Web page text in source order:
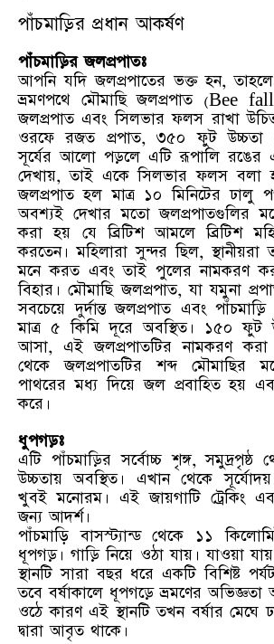
পাঁচমাড়ির প্রধান আকর্ষণ
পাঁচমাড়ির জলপ্রপাতঃ
আপনি যদি জলপ্রপাতের ভক্ত হন,
ভ্রমণপথে মৌমাছি জলপ্রপাত (Bee
জলপ্রপাত এবং সিলভার ফলস রাখা
ওরফে রজত প্রপাত, ৩৫০ ফুট উচ্চতা
সূর্যের আলো পড়লে এটি রূপালি রঙের
দেখায়, তাই একে সিলভার ফলস বলা
জলপ্রপাত হল মাত্র ১০ মিনিটের ঢালু
অবশ্যই দেখার মতো জলপ্রপাতগুলির
করা হয় যে ব্রিটিশ আমলে ব্রিটিশ
করতেন। মহিলারা সুন্দর ছিল,
মনে করত এবং তাই পুলের নামকরণ
বিহার। মৌমাছি জলপ্রপাত, যা যমুনা
সবচেয়ে দুর্দান্ত জলপ্রপাত এবং
মাত্র ৫ কিমি দূরে অবস্থিত। ১৫০ ফুট
আসা, এই জলপ্রপাতটির নামকরণ
থেকে জলপ্রপাতটির শব্দ মৌমাছির
পাথরের মধ্য দিয়ে জল প্রবাহিত হয়
করে।
ধুপগড়ঃ
এটি পাঁচমাড়ির সর্বোচ্চ শৃঙ্গ, সমুদ্রপৃষ্ঠ
উচ্চতায় অবস্থিত। এখান থেকে
খুবই মনোরম। এই জায়গাটি ট্রেকিং
জন্য আদর্শ।
পাঁচমাড়ি বাসস্ট্যান্ড থেকে ১১
ধূপগড়। গাড়ি নিয়ে ওঠা যায়। যাওয়া
স্থানটি সারা বছর ধরে একটি বিশিষ্ট
তবে বর্ষাকালে ধূপগড়ে ভ্রমণের
ওঠে কারণ এই স্থানটি তখন বর্ষার
দ্বারা আবৃত থাকে।